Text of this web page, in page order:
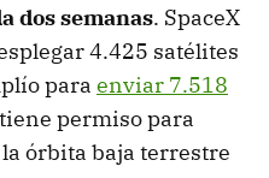
dos semanas. SpaceX
4.425 satélites
para enviar 7.518
permiso para
órbita baja terrestre